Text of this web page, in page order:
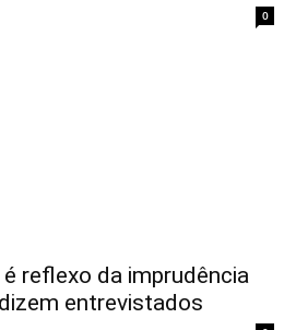
0
reflexo da imprudência
entrevistados